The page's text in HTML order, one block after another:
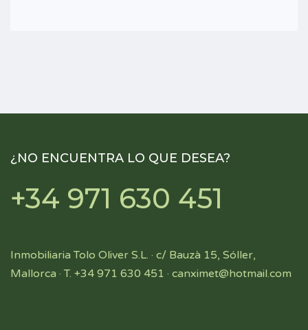
¿NO ENCUENTRA LO QUE DESEA?
+34 971 630 451
Inmobiliaria Tolo Oliver S.L. · c/ Bauzà 15, Sóller,
Mallorca · T. +34 971 630 451 · canximet@hotmail.com